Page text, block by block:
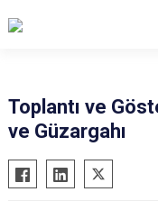
Akkışla
Bünyan
Toplantı ve
ve Güzargahı